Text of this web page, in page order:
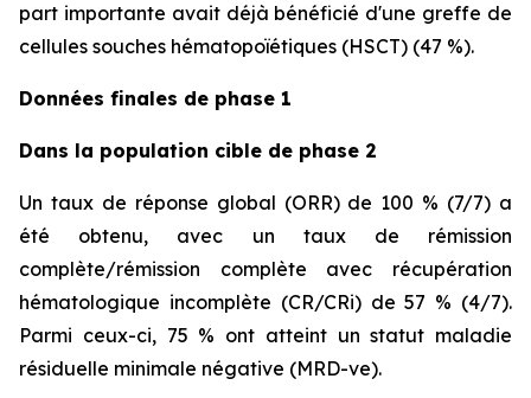
part importante avait déjà bénéficié d'une greffe de
cellules souches hématopoïétiques (HSCT) (47 %).
Données finales de phase 1
Dans la population cible de phase 2
Un taux de réponse global (ORR) de 100 % (7/7) a
été obtenu, avec un taux de rémission
complète/rémission complète avec récupération
hématologique incomplète (CR/CRi) de 57 % (4/7).
Parmi ceux-ci, 75 % ont atteint un statut maladie
résiduelle minimale négative (MRD-ve).